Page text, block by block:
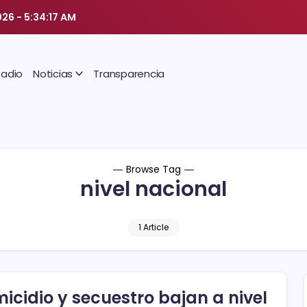
- 5:34:17 AM
Noticias Transparencia
Browse Tag
nivel nacional
1 Article
y secuestro bajan a nivel